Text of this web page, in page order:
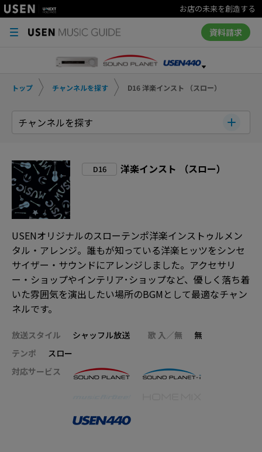
お店の未来を創造する
資料請求
トップ チャンネルを探す D16 洋楽インスト （スロー）
チャンネルを探す
D16 洋楽インスト （スロー）
USENオリジナルのスローテンポ洋楽インストゥルメン
タル・アレンジ。誰もが知っている洋楽ヒッツをシンセ
サイザー・サウンドにアレンジしました。アクセサリ
ー・ショップやインテリア･ショップなど、優しく落ち着
いた雰囲気を演出したい場所のBGMとして最適なチャン
ネルです。
放送スタイル シャッフル放送 歌 入／無
無
テンポ
スロー
対応サービス